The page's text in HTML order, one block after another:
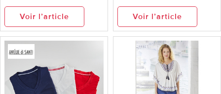
Voir l’article Voir l’article